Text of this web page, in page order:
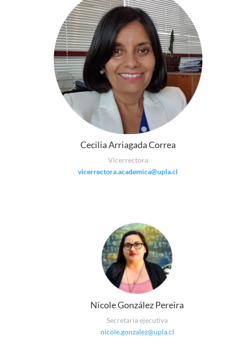
Cecilia Arriagada Correa
Vicerrectora
vicerrectora.academica@upla.cl
Nicole González Pereira
Secretaria ejecutiva
nicole.gonzalez@upla.cl